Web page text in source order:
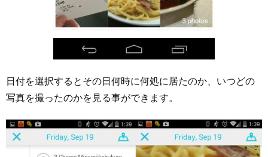
日付を選択するとその日何時に何処に居たのか、いつどの
写真を撮ったのかを見る事ができます。